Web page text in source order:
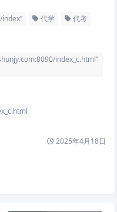
代学 代考
index_c.html”
2025年4月18日